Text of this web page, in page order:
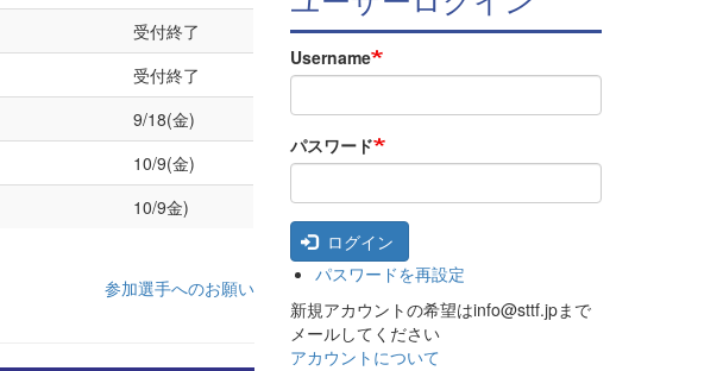
受付終了
受付終了
9/18(金)
10/9(金)
10/9金)
参加選手へのお願い
Username
パスワード
ログイン
パスワードを再設定
新規アカウントの希望はinfo@sttf.jpまで
メールしてください
アカウントについて